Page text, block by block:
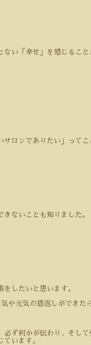
ない「幸せ」を感じること
サロンでありたい」ってこ
きないことも知りました。
したいと思います。
や元気の恩返しができた
必ず何かが伝わり、そして
ています。